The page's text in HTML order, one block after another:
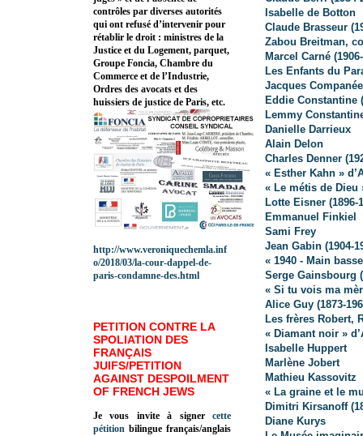
Isabelle de Botton
Claude Brasseur
Zabou Breitman,
Marcel Carné
Les Enfants du
Jacques
Eddie Constantine
Lemmy
Danielle Darrieux
Alain Delon
Charles Denner
« Esther Kahn »
« Le métis de Dieu
Lotte Eisner (1896-
Emmanuel Finkiel
Sami Frey
Jean Gabin (1904-
« 1940 - Main
Serge Gainsbourg
« Si tu vois ma
Alice Guy (1873-
Les frères Robert,
« Diamant noir »
Isabelle Huppert
Marlène Jobert
Mathieu Kassovitz
« La graine et le
Dimitri Kirsanoff
Diane Kurys
contrôles par diverses autorités
qui ont refusé d’intervenir pour
rétablir le droit : ministres de la
Justice et du Logement, parquet,
Groupe Foncia, Chambre du
Commerce et de l’Industrie,
Ordres des avocats et des
huissiers de justice de Paris, etc.
http://www.veroniquechemla.inf
o/2018/03/la-cour-dappel-de-
paris-condamne-des.html
PETITION CONTRE LA
SPOLIATION DES
FRANÇAIS
JUIFS/PETITION
AGAINST DESPOILMENT
OF FRENCH JEWS
Je vous invite à signer cette
pétition bilingue français/anglais